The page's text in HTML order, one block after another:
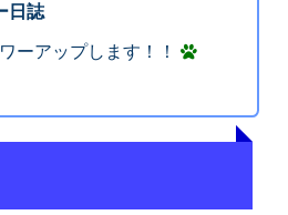
日誌
ーアップします！！